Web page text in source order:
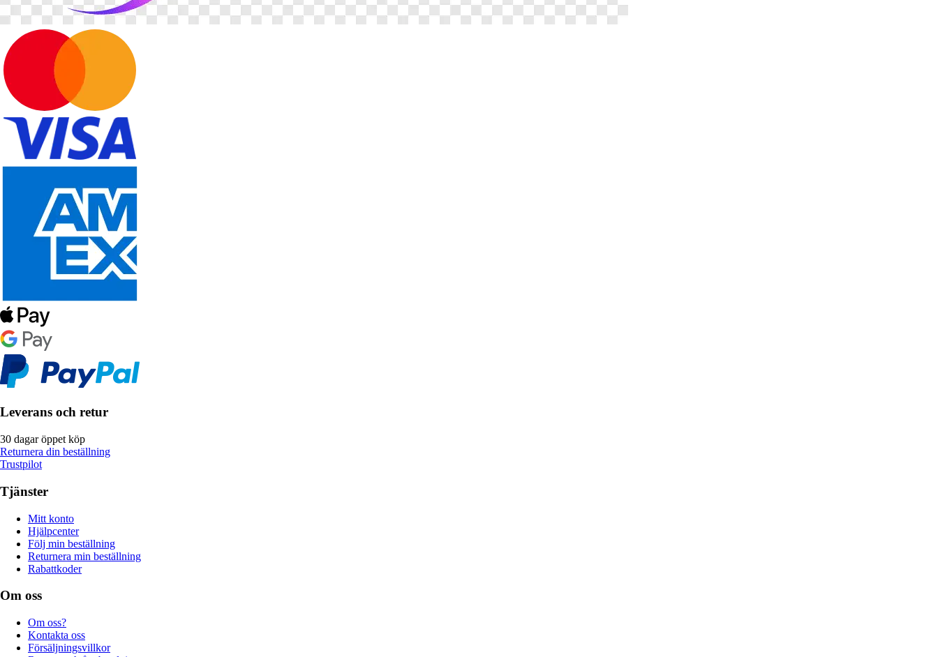
Leverans och retur
30 dagar öppet köp
Returnera din beställning
Trustpilot
Tjänster
Mitt konto
Hjälpcenter
Följ min beställning
Returnera min beställning
Rabattkoder
Om oss
Om oss?
Kontakta oss
Försäljningsvillkor